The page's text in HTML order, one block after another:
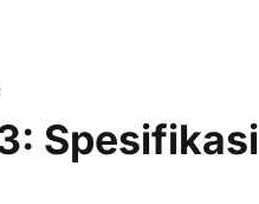
Spesifikasi